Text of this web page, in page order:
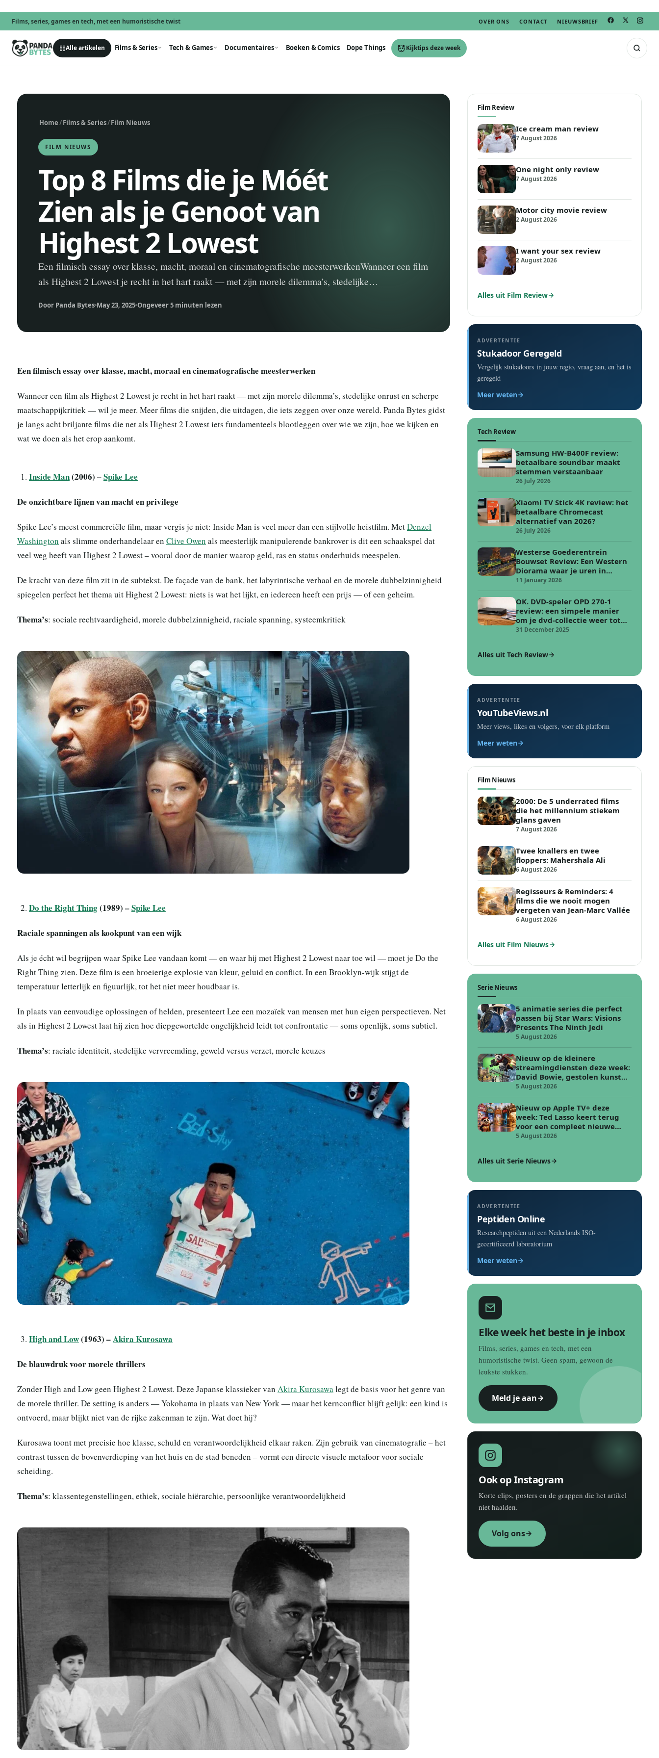
Films, series, games en tech, met een humoristische twist OVER ONS CONTACT NIEUWSBRIEF
Alle artikelen Films & Series Tech & Games Documentaires Boeken & Comics Dope Things Kijktips deze week
Home/Films & Series/Film Nieuws
FILM NIEUWS
Top 8 Films die je Móét
Zien als je Genoot van
Highest 2 Lowest
Een filmisch essay over klasse, macht, moraal en cinematografische meesterwerkenWanneer een film
als Highest 2 Lowest je recht in het hart raakt — met zijn morele dilemma’s, stedelijke…
Door Panda Bytes May 23, 2025 Ongeveer 5 minuten lezen
Een filmisch essay over klasse, macht, moraal en cinematografische meesterwerken
Wanneer een film als Highest 2 Lowest je recht in het hart raakt — met zijn morele dilemma’s, stedelijke onrust en scherpe
maatschappijkritiek — wil je meer. Meer films die snijden, die uitdagen, die iets zeggen over onze wereld. Panda Bytes gidst
je langs acht briljante films die net als Highest 2 Lowest iets fundamenteels blootleggen over wie we zijn, hoe we kijken en
wat we doen als het erop aankomt.
Inside Man(2006) –Spike Lee
De onzichtbare lijnen van macht en privilege
Spike Lee’s meest commerciële film, maar vergis je niet: Inside Man is veel meer dan een stijlvolle heistfilm. MetDenzel
Washington als slimme onderhandelaar en Clive Owen als meesterlijk manipulerende bankrover is dit een schaakspel dat
veel weg heeft van Highest 2 Lowest – vooral door de manier waarop geld, ras en status onderhuids meespelen.
De kracht van deze film zit in de subtekst. De façade van de bank, het labyrintische verhaal en de morele dubbelzinnigheid
spiegelen perfect het thema uit Highest 2 Lowest: niets is wat het lijkt, en iedereen heeft een prijs — of een geheim.
Thema’s: sociale rechtvaardigheid, morele dubbelzinnigheid, raciale spanning, systeemkritiek
Do the Right Thing(1989) –Spike Lee
Raciale spanningen als kookpunt van een wijk
Als je écht wil begrijpen waar Spike Lee vandaan komt — en waar hij met Highest 2 Lowest naar toe wil — moet je Do the
Right Thing zien. Deze film is een broeierige explosie van kleur, geluid en conflict. In een Brooklyn-wijk stijgt de
temperatuur letterlijk en figuurlijk, tot het niet meer houdbaar is.
In plaats van eenvoudige oplossingen of helden, presenteert Lee een mozaïek van mensen met hun eigen perspectieven. Net
als in Highest 2 Lowest laat hij zien hoe diepgewortelde ongelijkheid leidt tot confrontatie — soms openlijk, soms subtiel.
Thema’s: raciale identiteit, stedelijke vervreemding, geweld versus verzet, morele keuzes
High and Low(1963) –Akira Kurosawa
De blauwdruk voor morele thrillers
Zonder High and Low geen Highest 2 Lowest. Deze Japanse klassieker van Akira Kurosawalegt de basis voor het genre van
de morele thriller. De setting is anders — Yokohama in plaats van New York — maar het kernconflict blijft gelijk: een kind is
ontvoerd, maar blijkt niet van de rijke zakenman te zijn. Wat doet hij?
Kurosawa toont met precisie hoe klasse, schuld en verantwoordelijkheid elkaar raken. Zijn gebruik van cinematografie – het
contrast tussen de bovenverdieping van het huis en de stad beneden – vormt een directe visuele metafoor voor sociale
scheiding.
Thema’s: klassentegenstellingen, ethiek, sociale hiërarchie, persoonlijke verantwoordelijkheid
Film Review
Ice cream man review
7 August 2026
One night only review
7 August 2026
Motor city movie review
2 August 2026
I want your sex review
2 August 2026
Alles uit Film Review
ADVERTENTIE
Stukadoor Geregeld
Vergelijk stukadoors in jouw regio, vraag aan, en het is
geregeld
Meer weten
Tech Review
Samsung HW-B400F review:
betaalbare soundbar maakt
stemmen verstaanbaar
26 July 2026
Xiaomi TV Stick 4K review: het
betaalbare Chromecast
alternatief van 2026?
26 July 2026
Westerse Goederentrein
Bouwset Review: Een Western
Diorama waar je uren in
verdwijnt
11 January 2026
OK. DVD-speler OPD 270-1
review: een simpele manier
om je dvd-collectie weer tot
leven te wekken
31 December 2025
Alles uit Tech Review
ADVERTENTIE
YouTubeViews.nl
Meer views, likes en volgers, voor elk platform
Meer weten
Film Nieuws
2000: De 5 underrated films
die het millennium stiekem
glans gaven
7 August 2026
Twee knallers en twee
floppers: Mahershala Ali
6 August 2026
Regisseurs & Reminders: 4
films die we nooit mogen
vergeten van Jean-Marc Vallée
6 August 2026
Alles uit Film Nieuws
Serie Nieuws
5 animatie series die perfect
passen bij Star Wars: Visions
Presents The Ninth Jedi
5 August 2026
Nieuw op de kleinere
streamingdiensten deze week:
David Bowie, gestolen kunst
en vechten in de woestijn
5 August 2026
Nieuw op Apple TV+ deze
week: Ted Lasso keert terug
voor een compleet nieuwe
voetbal uitdaging
5 August 2026
Alles uit Serie Nieuws
ADVERTENTIE
Peptiden Online
Researchpeptiden uit een Nederlands ISO-
gecertificeerd laboratorium
Meer weten
Elke week het beste in je inbox
Films, series, games en tech, met een
humoristische twist. Geen spam, gewoon de
leukste stukken.
Meld je aan
Ook op Instagram
Korte clips, posters en de grappen die het artikel
niet haalden.
Volg ons